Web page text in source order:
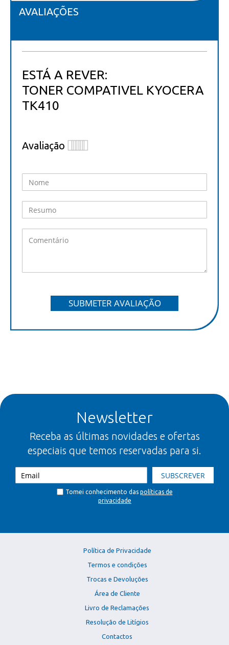
AVALIAÇÕES
ESTÁ A REVER:
TONER COMPATIVEL KYOCERA
TK410
Avaliação
SUBMETER AVALIAÇÃO
Newsletter
Receba as últimas novidades e ofertas
especiais que temos reservadas para si.
SUBSCREVER
Tomei conhecimento das políticas de
privacidade
Política de Privacidade
Termos e condições
Trocas e Devoluções
Área de Cliente
Livro de Reclamações
Resolução de Litígios
Contactos